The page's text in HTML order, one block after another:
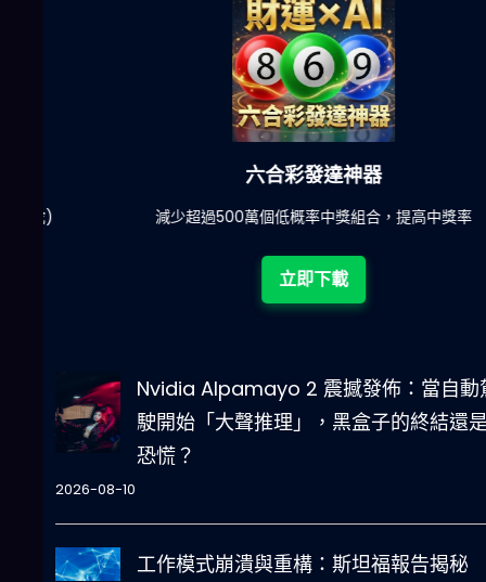
六合彩發達神器
減少超過500萬個低概率中獎組合，提高中獎率
立即下載
Nvidia Alpamayo 2 震撼發佈：當自動
駛開始「大聲推理」，黑盒子的終結還
恐慌？
2026-08-10
工作模式崩潰與重構：斯坦福報告揭秘